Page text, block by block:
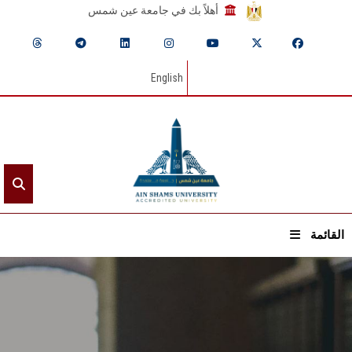
أهلاً بك في جامعة عين شمس
English
القائمة